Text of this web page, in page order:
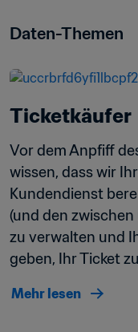
Daten-Themen
Ticketkäufer
Vor dem Anpfiff
wissen, dass wir
Kundendienst
(und den
zu verwalten und
geben, Ihr Ticket
Mehr lesen